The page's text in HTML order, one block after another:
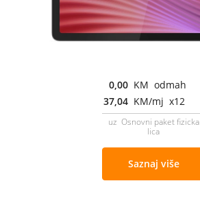
0,00 KM odmah
37,04 KM/mj x12
uz Osnovni paket fizicka
lica
Saznaj više